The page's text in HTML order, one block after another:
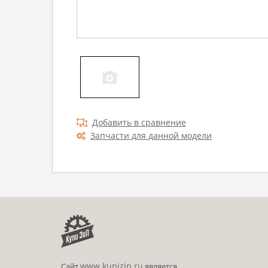
Добавить в сравнение
Запчасти для данной модели